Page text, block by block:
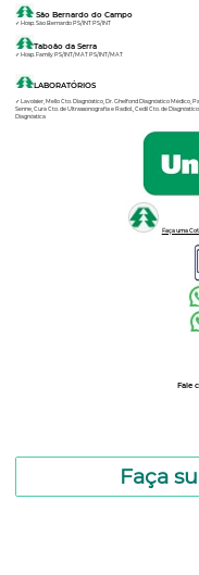
São Bernardo do Campo
✓ Hosp. São Bernardo PS/INT PS/INT
Taboão da Serra
✓ Hosp. Family PS/INT/MAT PS/INT/MAT
LABORATÓRIOS
✓ Lavoisier, Mello Cto. Diagnóstico, Dr. Ghelfond Diagnóstico Médico,
Senne, Cura Cto. de Ultrassonografia e Radiol., Cedil Cto. de
Diagnóstica
Faça uma
Fale
Faça